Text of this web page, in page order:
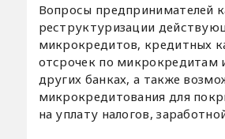
Вопросы предпринимателей
реструктуризации
микрокредитов, кредитных
отсрочек по микрокредитам
других банках, а также
микрокредитования для
на уплату налогов,